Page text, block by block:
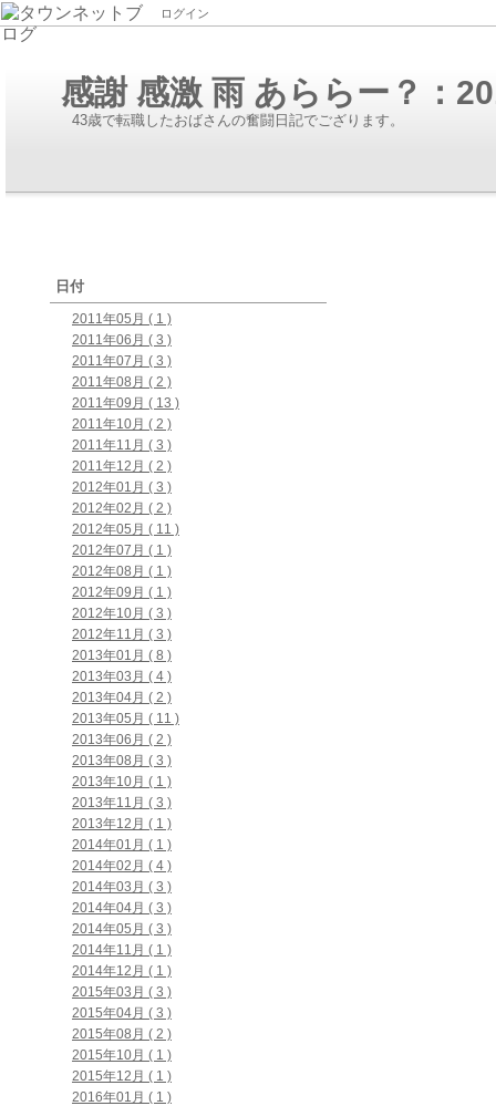
ログイン
感謝 感激 雨 あららー？：
43歳で転職したおばさんの奮闘日記でござります。
日付
2011年05月 ( 1 )
2011年06月 ( 3 )
2011年07月 ( 3 )
2011年08月 ( 2 )
2011年09月 ( 13 )
2011年10月 ( 2 )
2011年11月 ( 3 )
2011年12月 ( 2 )
2012年01月 ( 3 )
2012年02月 ( 2 )
2012年05月 ( 11 )
2012年07月 ( 1 )
2012年08月 ( 1 )
2012年09月 ( 1 )
2012年10月 ( 3 )
2012年11月 ( 3 )
2013年01月 ( 8 )
2013年03月 ( 4 )
2013年04月 ( 2 )
2013年05月 ( 11 )
2013年06月 ( 2 )
2013年08月 ( 3 )
2013年10月 ( 1 )
2013年11月 ( 3 )
2013年12月 ( 1 )
2014年01月 ( 1 )
2014年02月 ( 4 )
2014年03月 ( 3 )
2014年04月 ( 3 )
2014年05月 ( 3 )
2014年11月 ( 1 )
2014年12月 ( 1 )
2015年03月 ( 3 )
2015年04月 ( 3 )
2015年08月 ( 2 )
2015年10月 ( 1 )
2015年12月 ( 1 )
2016年01月 ( 1 )